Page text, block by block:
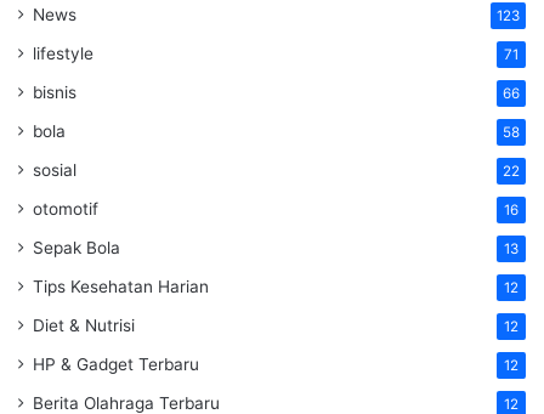
News 123
lifestyle 71
bisnis 66
bola 58
sosial 22
otomotif 16
Sepak Bola 13
Tips Kesehatan Harian 12
Diet & Nutrisi 12
HP & Gadget Terbaru 12
Berita Olahraga Terbaru 12